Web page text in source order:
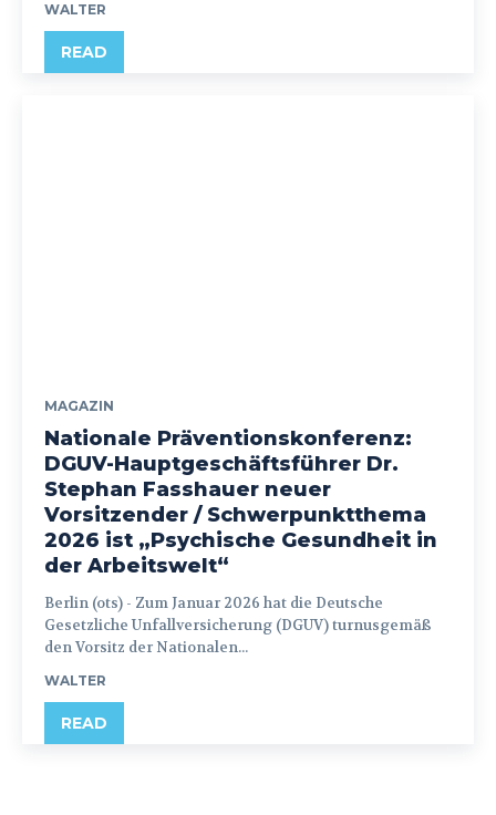
WALTER
READ
MAGAZIN
Nationale Präventionskonferenz:
DGUV-Hauptgeschäftsführer Dr.
Stephan Fasshauer neuer
Vorsitzender / Schwerpunktthema
2026 ist „Psychische Gesundheit in
der Arbeitswelt“
Berlin (ots) - Zum Januar 2026 hat die Deutsche
Gesetzliche Unfallversicherung (DGUV) turnusgemäß
den Vorsitz der Nationalen...
WALTER
READ